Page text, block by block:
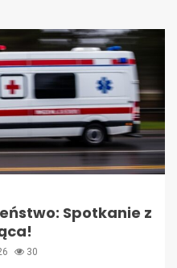
Spotkanie z
30